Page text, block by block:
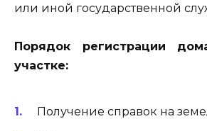
или иной государственной
Порядок регистрации
участке:
Получение справок на